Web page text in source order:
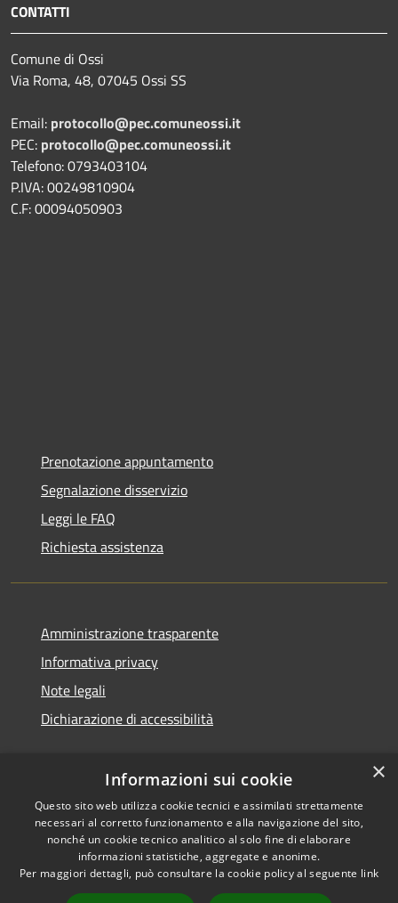
CONTATTI
Comune di Ossi
Via Roma, 48, 07045 Ossi SS
Email: protocollo@pec.comuneossi.it
PEC: protocollo@pec.comuneossi.it
Telefono: 0793403104
P.IVA: 00249810904
C.F: 00094050903
Prenotazione appuntamento
Segnalazione disservizio
Leggi le FAQ
Richiesta assistenza
Amministrazione trasparente
Informativa privacy
Note legali
Dichiarazione di accessibilità
RSS
Accessibilità
Copyright © 2026 • Comune di
×
Informazioni sui cookie
Questo sito web utilizza cookie tecnici e assimilati strettamente
necessari al corretto funzionamento e alla navigazione del sito,
nonché un cookie tecnico analitico al solo fine di elaborare
informazioni statistiche, aggregate e anonime.
Per maggiori dettagli, può consultare la cookie policy al seguente link